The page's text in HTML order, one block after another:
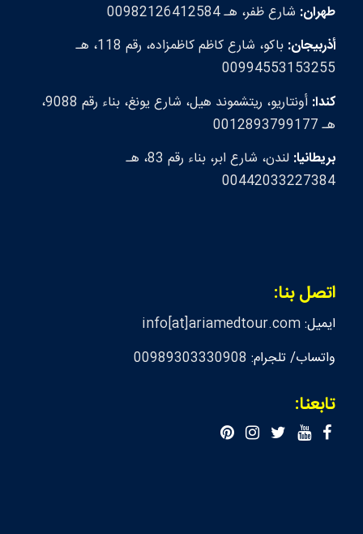
طهران: شارع ظفر، هـ 00982126412584
أذربيجان:
باكو، شارع كاظم كاظمزاده، رقم 118، هـ
00994553153255
كندا:
أونتاريو، ريتشموند هيل، شارع يونغ، بناء رقم 9088،
هـ 0012893799177
بريطانيا:
لندن، شارع ابر، بناء رقم 83، هـ
00442033227384
اتصل بنا:
ايميل:info[at]ariamedtour.com
واتساب/ تلجرام: 00989303330908
تابعنا: